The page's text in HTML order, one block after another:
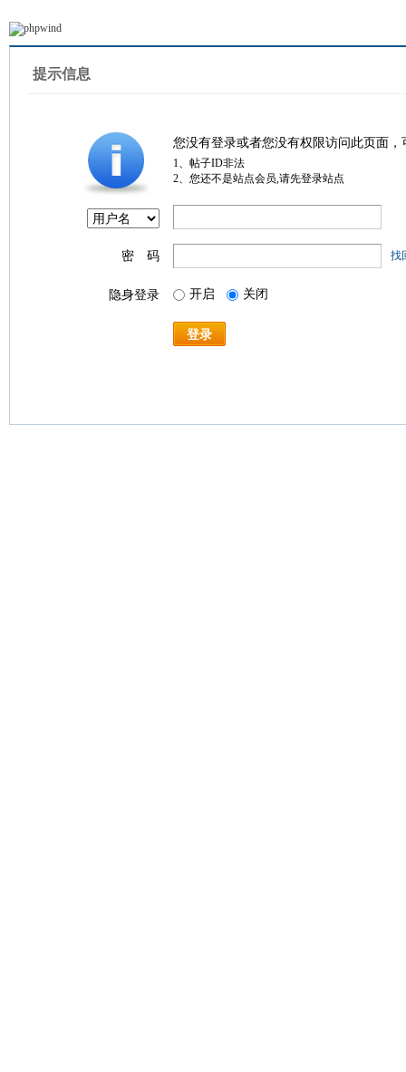
提示信息
您没有登录或者您没有权限访问此页面
1、帖子ID非法
2、您还不是站点会员,请先登录站点
密 码 找
隐身登录 开启 关闭
登录